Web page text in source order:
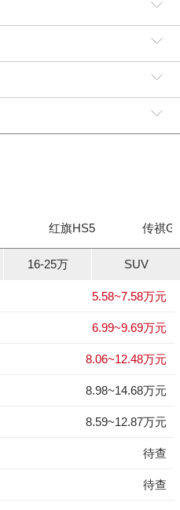
红旗HS5 传祺
16-25万 SUV
5.58~7.58万元
6.99~9.69万元
8.06~12.48万元
8.98~14.68万元
8.59~12.87万元
待查
待查